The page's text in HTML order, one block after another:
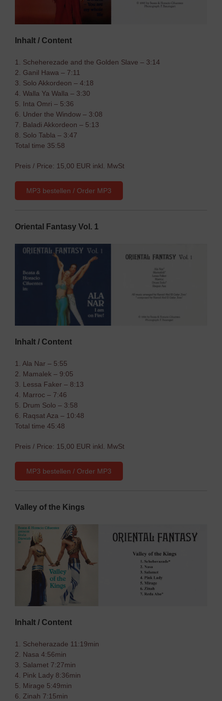
Inhalt / Content
1. Scheherezade and the Golden Slave – 3:14
2. Ganil Hawa – 7:11
3. Solo Akkordeon – 4:18
4. Walla Ya Walla – 3:30
5. Inta Omri – 5:36
6. Under the Window – 3:08
7. Baladi Akkordeon – 5:13
8. Solo Tabla – 3:47
Total time 35:58
Preis / Price: 15,00 EUR inkl. MwSt
MP3 bestellen / Order MP3
Oriental Fantasy Vol. 1
Inhalt / Content
1. Ala Nar – 5:55
2. Mamalek – 9:05
3. Lessa Faker – 8:13
4. Marroc – 7:46
5. Drum Solo – 3:58
6. Raqsat Aza – 10:48
Total time 45:48
Preis / Price: 15,00 EUR inkl. MwSt
MP3 bestellen / Order MP3
Valley of the Kings
Inhalt / Content
1. Scheherazade 11:19min
2. Nasa 4:56min
3. Salamet 7:27min
4. Pink Lady 8:36min
5. Mirage 5:49min
6. Zinah 7:15min